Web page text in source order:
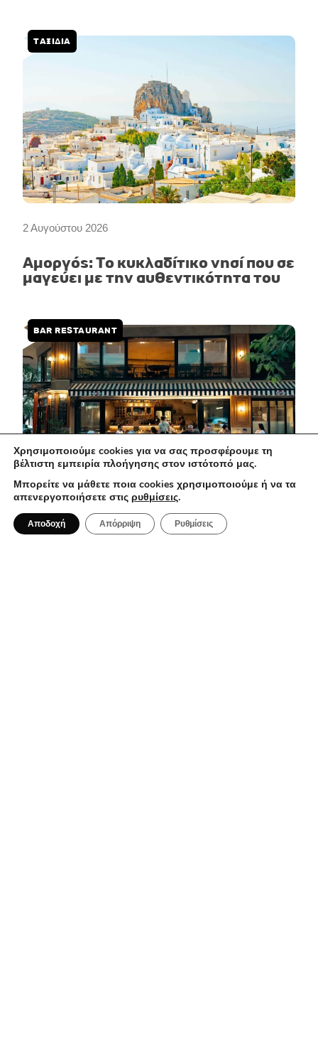
2 Αυγούστου 2026
ΤΑΞΙΔΙΑ
Αμοργός: Το κυκλαδίτικο νησί που σε
μαγεύει με την αυθεντικότητα του
1 Αυγούστου 2026
BAR RESTAURANT
Χρησιμοποιούμε cookies για να σας προσφέρουμε τη
βέλτιστη εμπειρία πλοήγησης στον ιστότοπό μας.
Μπορείτε να μάθετε ποια cookies χρησιμοποιούμε ή να τα
απενεργοποιήσετε στις ρυθμίσεις.
Αποδοχή Απόρριψη Ρυθμίσεις